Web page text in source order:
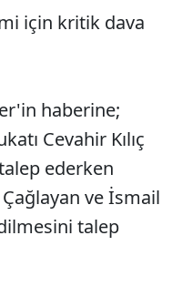
için kritik dava
haberine;
Cevahir Kılıç
ederken
ve İsmail
talep